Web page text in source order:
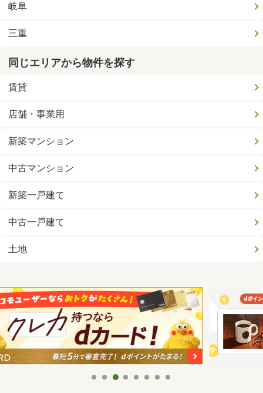
岐阜
三重
同じエリアから物件を探す
賃貸
店舗・事業用
新築マンション
中古マンション
新築一戸建て
中古一戸建て
土地